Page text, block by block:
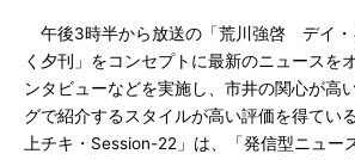
午後3時半から放送の「荒川強啓 デイ・
く夕刊」をコンセプトに最新のニュースを
ンタビューなどを実施し、市井の関心が高
グで紹介するスタイルが高い評価を得てい
上チキ・Session-22」は、「発信型ニュー